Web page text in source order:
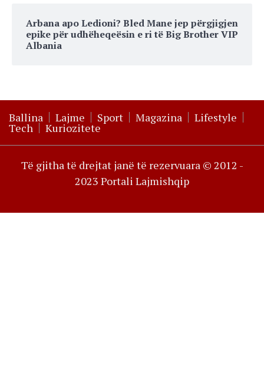
Arbana apo Ledioni? Bled Mane jep përgjigjen
epike për udhëheqeësin e ri të Big Brother VIP
Albania
Ballina Lajme Sport Magazina Lifestyle
Tech Kuriozitete
Të gjitha të drejtat janë të rezervuara © 2012 -
2023 Portali Lajmishqip